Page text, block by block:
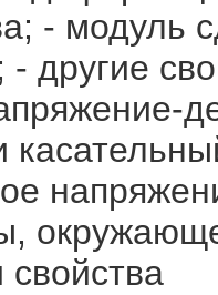
- модуль
- другие
свойства